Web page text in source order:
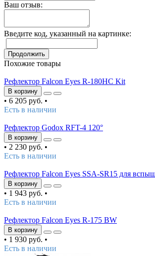
Ваш отзыв:
Введите код, указанный на картинке:
Продолжить
Похожие товары
Рефлектор Falcon Eyes R-180HC Kit
В корзину
• 6 205 руб. •
Есть в наличии
Рефлектор Godox RFT-4 120°
В корзину
• 2 230 руб. •
Есть в наличии
Рефлектор Falcon Eyes SSA-SR15 для
В корзину
• 1 943 руб. •
Есть в наличии
Рефлектор Falcon Eyes R-175 BW
В корзину
• 1 930 руб. •
Есть в наличии